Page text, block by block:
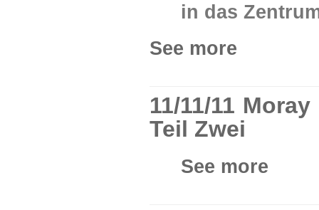
in das
See more
11/11/11
Teil Zwei
See more